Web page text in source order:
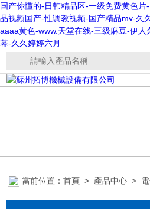
国产你懂的-日韩精品区-一级免费黄色
品视频国产-性调教视频-国产精品mv-久
aaaa黄色-www.天堂在线-三级麻豆-伊
幕-久久婷婷六月
當前位置：首頁 > 產品中心 >